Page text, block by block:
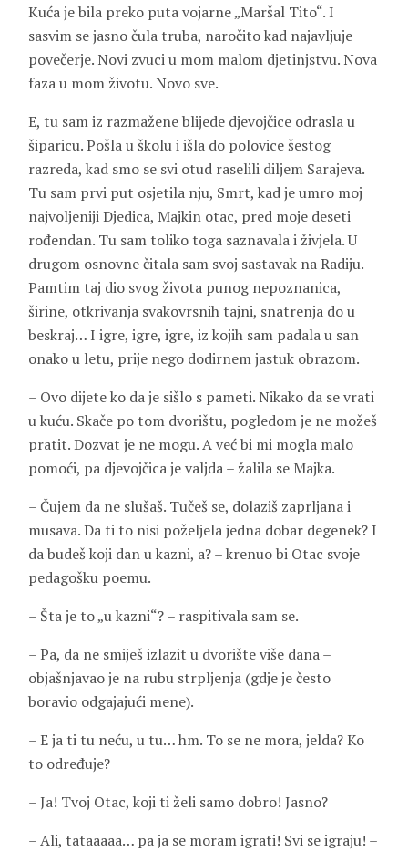
Kuća je bila preko puta vojarne „Maršal Tito“. I
sasvim se jasno čula truba, naročito kad najavljuje
povečerje. Novi zvuci u mom malom djetinjstvu. Nova
faza u mom životu. Novo sve.
E, tu sam iz razmažene blijede djevojčice odrasla u
šiparicu. Pošla u školu i išla do polovice šestog
razreda, kad smo se svi otud raselili diljem Sarajeva.
Tu sam prvi put osjetila nju, Smrt, kad je umro moj
najvoljeniji Djedica, Majkin otac, pred moje deseti
rođendan. Tu sam toliko toga saznavala i živjela. U
drugom osnovne čitala sam svoj sastavak na Radiju.
Pamtim taj dio svog života punog nepoznanica,
širine, otkrivanja svakovrsnih tajni, snatrenja do u
beskraj… I igre, igre, igre, iz kojih sam padala u san
onako u letu, prije nego dodirnem jastuk obrazom.
– Ovo dijete ko da je sišlo s pameti. Nikako da se vrati
u kuću. Skače po tom dvorištu, pogledom je ne možeš
pratit. Dozvat je ne mogu. A već bi mi mogla malo
pomoći, pa djevojčica je valjda – žalila se Majka.
– Čujem da ne slušaš. Tučeš se, dolaziš zaprljana i
musava. Da ti to nisi poželjela jedna dobar degenek? I
da budeš koji dan u kazni, a? – krenuo bi Otac svoje
pedagošku poemu.
– Šta je to „u kazni“? – raspitivala sam se.
– Pa, da ne smiješ izlazit u dvorište više dana –
objašnjavao je na rubu strpljenja (gdje je često
boravio odgajajući mene).
– E ja ti tu neću, u tu… hm. To se ne mora, jelda? Ko
to određuje?
– Ja! Tvoj Otac, koji ti želi samo dobro! Jasno?
– Ali, tataaaaa… pa ja se moram igrati! Svi se igraju! –